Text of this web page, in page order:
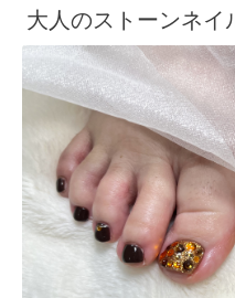
大人のストーンネイ